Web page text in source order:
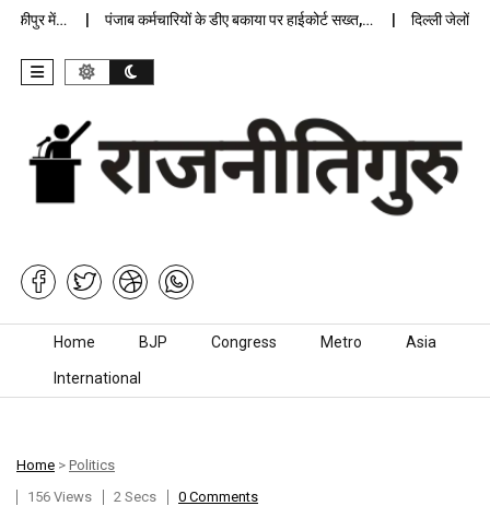
में… पंजाब कर्मचारियों के डीए बकाया पर हाईकोर्ट सख्त,… दिल्ली जेलों में
Skip to content
Home BJP Congress Metro Asia
International
Home > Politics
156 Views
2 Secs 0 Comments